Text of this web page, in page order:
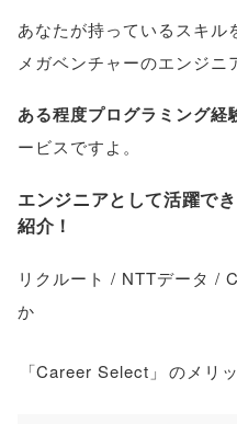
あなたが持っているスキル
メガベンチャーのエンジニ
ある程度プログラミング経
ービスですよ 。
エンジニアとして活躍で
紹介！
リクルート / NTTデータ /
か
「Career Select 」 のメリ